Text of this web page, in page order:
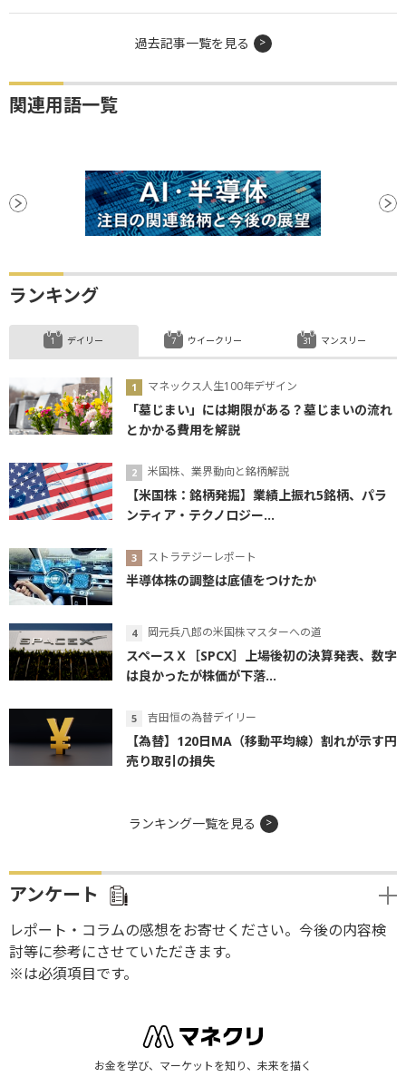
過去記事一覧を見る
関連用語一覧
ランキング
デイリー
マネックス人生100年デザイン
「墓じまい」には期限がある？墓じまいの流れ
とかかる費用を解説
米国株、業界動向と銘柄解説
【米国株：銘柄発掘】業績上振れ5銘柄、パラ
ンティア・テクノロジー...
ストラテジーレポート
半導体株の調整は底値をつけたか
岡元兵八郎の米国株マスターへの道
スペースＸ［SPCX］上場後初の決算発表、数字
は良かったが株価が下落...
吉田恒の為替デイリー
【為替】120日MA（移動平均線）割れが示す円
売り取引の損失
ウイークリー マンスリー
ランキング一覧を見る
アンケート
レポート・コラムの感想をお寄せください。今後の内容検
討等に参考にさせていただきます。
※は必須項目です。
お金を学び、マーケットを知り、未来を描く